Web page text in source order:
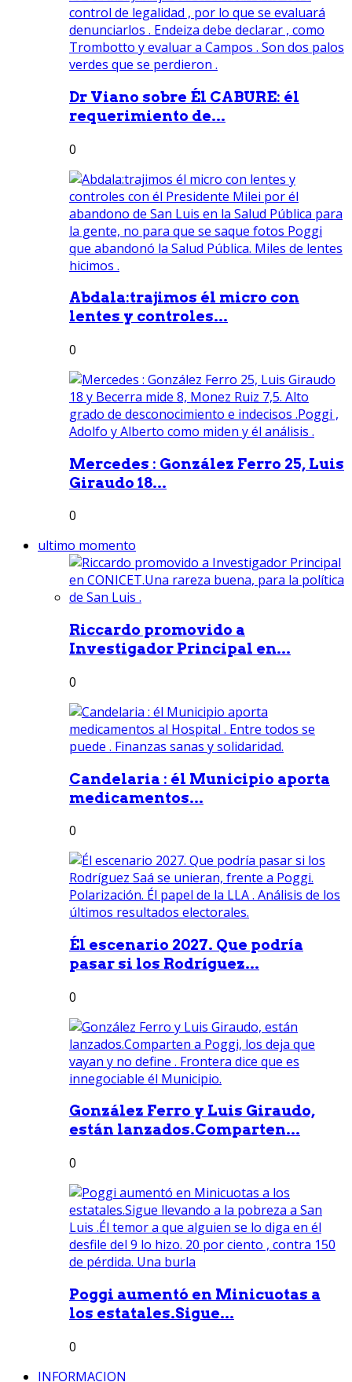
Dr Viano sobre Él CABURE: él
requerimiento de...
0
Abdala:trajimos él micro con
lentes y controles...
0
Mercedes : González Ferro 25, Luis
Giraudo 18...
0
ultimo momento
Riccardo promovido a
Investigador Principal en...
0
Candelaria : él Municipio aporta
medicamentos...
0
Él escenario 2027. Que podría
pasar si los Rodríguez...
0
González Ferro y Luis Giraudo,
están lanzados.Comparten...
0
Poggi aumentó en Minicuotas a
los estatales.Sigue...
0
INFORMACION